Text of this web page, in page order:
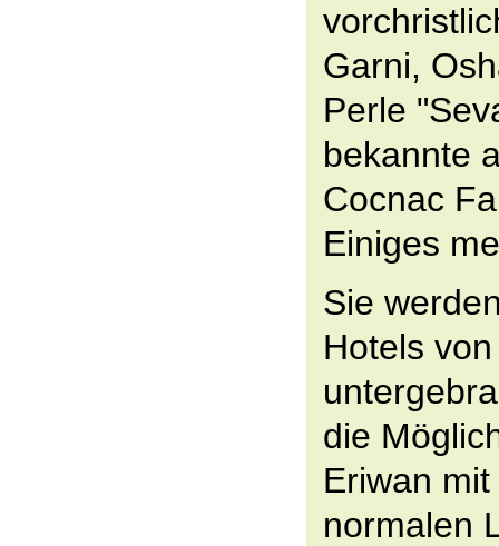
Garni,
Perle
bekannte
Cocnac
Einiges
Sie
Hotels
die
Eriwan
normalen